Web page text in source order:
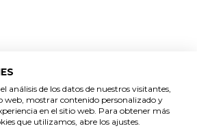
análisis de los datos de nuestros visitantes,
web, mostrar contenido personalizado y
en el sitio web. Para obtener más
que utilizamos, abre los ajustes.